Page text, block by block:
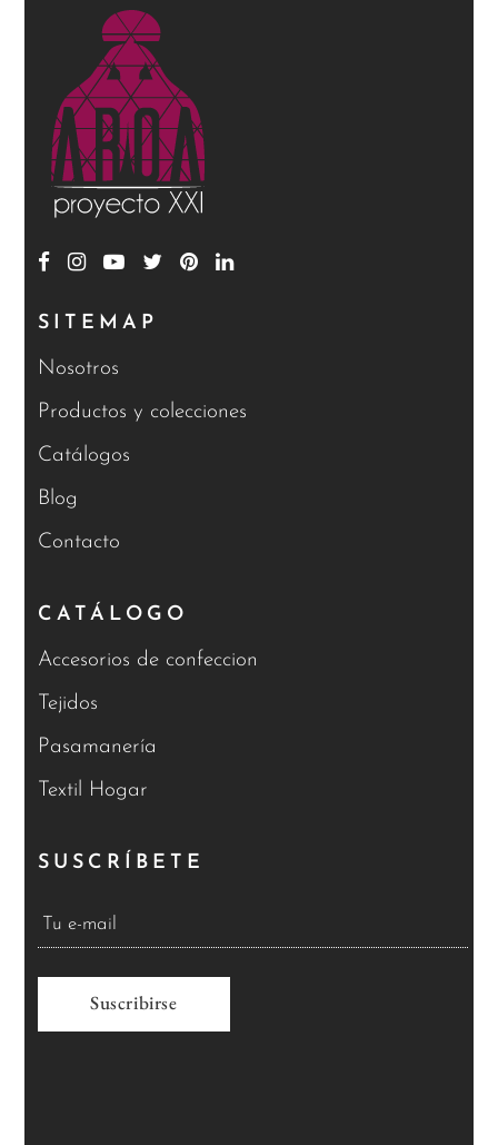
SITEMAP
Nosotros
Productos y colecciones
Catálogos
Blog
Contacto
CATÁLOGO
Accesorios de confeccion
Tejidos
Pasamanería
Textil Hogar
SUSCRÍBETE